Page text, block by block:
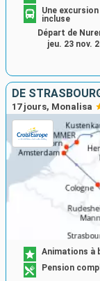
Une
incluse
Départ de
jeu. 23 nov.
17 jours, Monalisa
Animations à
Pension